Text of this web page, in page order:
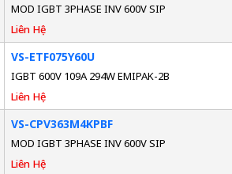
MOD IGBT 3PHASE INV 600V SIP
Liên Hệ
VS-ETF075Y60U
IGBT 600V 109A 294W EMIPAK-2B
Liên Hệ
VS-CPV363M4KPBF
MOD IGBT 3PHASE INV 600V SIP
Liên Hệ